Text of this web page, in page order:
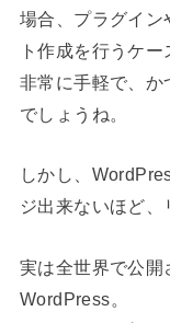
場合、プラグイン
ト作成を行うケー
非常に手軽で、
でしょうね。
しかし、
ジ出来ないほど、
実は全世界で公
WordPress。